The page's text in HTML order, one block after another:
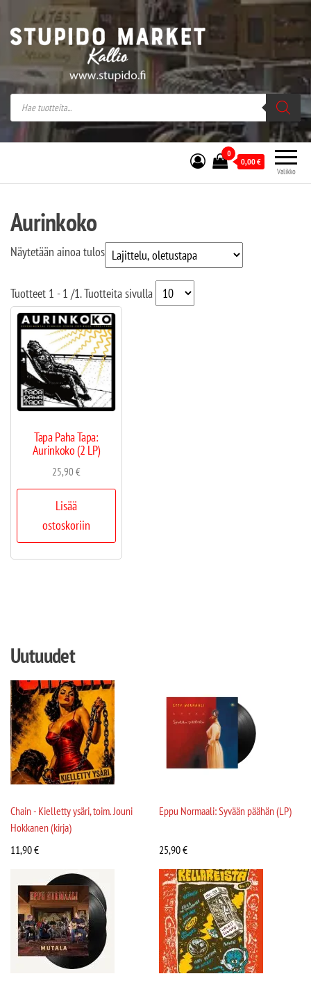
Stupido Market – verkossa ja kivijalassa
Stupido Market on vaihtoehtomusaan
erikoistunut verkko- sekä
kivijalkakauppa Helsingissä Kallion
sydämessä.
Valikko
0
0,00€
Aurinkoko
Näytetään ainoa tulos
Tuotteet 1 - 1 /1. Tuotteita sivulla
Tapa Paha Tapa:
Aurinkoko (2 LP)
25,90€
Lisää
ostoskoriin
Uutuudet
Chain - Kielletty ysäri, toim. Jouni
Hokkanen (kirja)
11,90€
Eppu Normaali: Syvään päähän (LP)
25,90€